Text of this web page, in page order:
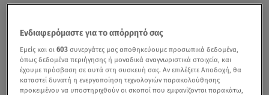
Ενδιαφερόμαστε για το απόρρητό σας
Εμείς και οι603 συνεργάτες μας αποθηκεύουμε προσωπικά δεδομένα,
όπως δεδομένα περιήγησης ή μοναδικά αναγνωριστικά στοιχεία, και
έχουμε πρόσβαση σε αυτά στη συσκευή σας. Αν επιλέξετε Αποδοχή, θα
καταστεί δυνατή η ενεργοποίηση τεχνολογιών παρακολούθησης
προκειμένου να υποστηριχθούν οι σκοποί που εμφανίζονται παρακάτω,